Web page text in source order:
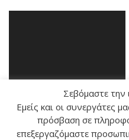
Σεβόμαστε την
Εμείς και οι συνεργάτες
πρόσβαση σε
επεξεργαζόμαστε